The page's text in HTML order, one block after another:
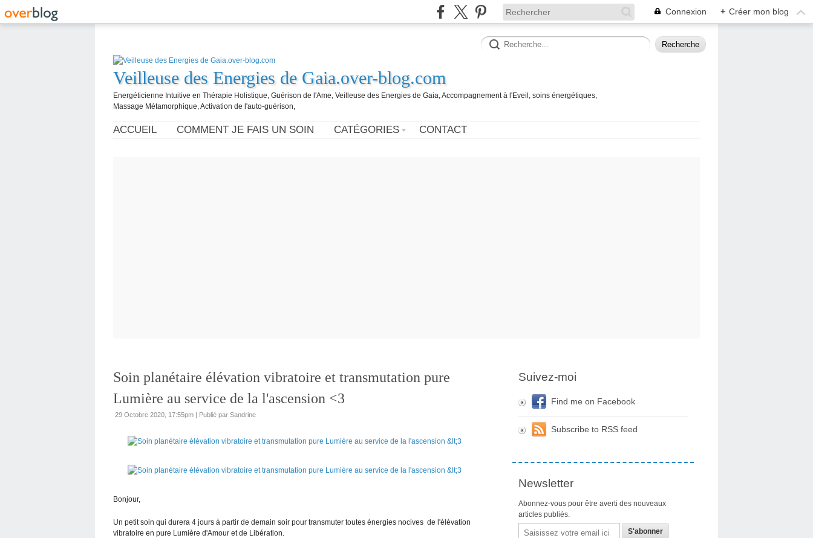
Connexion + Créer mon blog
Veilleuse des Energies de Gaia.over-blog.com
Energéticienne Intuitive en Thérapie Holistique, Guérison de l'Ame, Veilleuse des Energies de Gaia, Accompagnement à l'Eveil, soins énergétiques,
Massage Métamorphique, Activation de l'auto-guérison,
ACCUEIL COMMENT JE FAIS UN SOIN CATÉGORIES CONTACT
Soin planétaire élévation vibratoire et transmutation pure
Lumière au service de la l'ascension <3
29 Octobre 2020, 17:55pm | Publié par Sandrine
Bonjour,
Un petit soin qui durera 4 jours à partir de demain soir pour transmuter toutes énergies nocives de l'élévation
vibratoire en pure Lumière d'Amour et de Libération.
Suivez-moi
Find me on Facebook
Subscribe to RSS feed
Newsletter
Abonnez-vous pour être averti des nouveaux
articles publiés.
Email